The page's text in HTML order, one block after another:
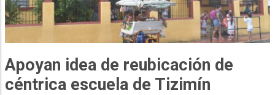
Apoyan idea de reubicación de
céntrica escuela de Tizimín